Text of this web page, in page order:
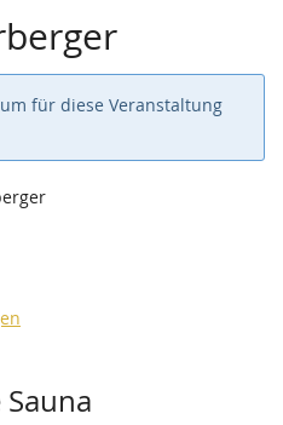
für diese Veranstaltung